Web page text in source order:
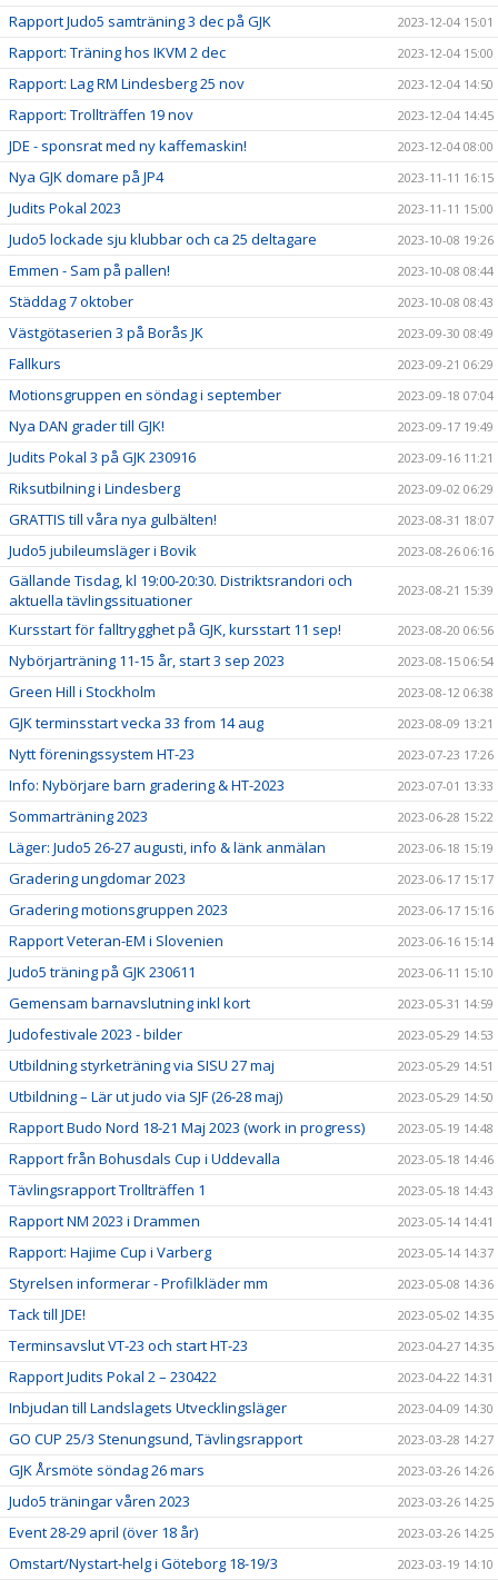
Rapport Judo5 samträning 3 dec på GJK 2023-12-04 15:01
Rapport: Träning hos IKVM 2 dec 2023-12-04 15:00
Rapport: Lag RM Lindesberg 25 nov 2023-12-04 14:50
Rapport: Trollträffen 19 nov 2023-12-04 14:45
JDE - sponsrat med ny kaffemaskin! 2023-12-04 08:00
Nya GJK domare på JP4 2023-11-11 16:15
Judits Pokal 2023 2023-11-11 15:00
Judo5 lockade sju klubbar och ca 25 deltagare 2023-10-08 19:26
Emmen - Sam på pallen! 2023-10-08 08:44
Städdag 7 oktober 2023-10-08 08:43
Västgötaserien 3 på Borås JK 2023-09-30 08:49
Fallkurs 2023-09-21 06:29
Motionsgruppen en söndag i september 2023-09-18 07:04
Nya DAN grader till GJK! 2023-09-17 19:49
Judits Pokal 3 på GJK 230916 2023-09-16 11:21
Riksutbilning i Lindesberg 2023-09-02 06:29
GRATTIS till våra nya gulbälten! 2023-08-31 18:07
Judo5 jubileumsläger i Bovik 2023-08-26 06:16
Gällande Tisdag, kl 19:00-20:30. Distriktsrandori och
aktuella tävlingssituationer
2023-08-21 15:39
Kursstart för falltrygghet på GJK, kursstart 11 sep! 2023-08-20 06:56
Nybörjarträning 11-15 år, start 3 sep 2023 2023-08-15 06:54
Green Hill i Stockholm 2023-08-12 06:38
GJK terminsstart vecka 33 from 14 aug 2023-08-09 13:21
Nytt föreningssystem HT-23 2023-07-23 17:26
Info: Nybörjare barn gradering & HT-2023 2023-07-01 13:33
Sommarträning 2023 2023-06-28 15:22
Läger: Judo5 26-27 augusti, info & länk anmälan 2023-06-18 15:19
Gradering ungdomar 2023 2023-06-17 15:17
Gradering motionsgruppen 2023 2023-06-17 15:16
Rapport Veteran-EM i Slovenien 2023-06-16 15:14
Judo5 träning på GJK 230611 2023-06-11 15:10
Gemensam barnavslutning inkl kort 2023-05-31 14:59
Judofestivale 2023 - bilder 2023-05-29 14:53
Utbildning styrketräning via SISU 27 maj 2023-05-29 14:51
Utbildning – Lär ut judo via SJF (26-28 maj) 2023-05-29 14:50
Rapport Budo Nord 18-21 Maj 2023 (work in progress) 2023-05-19 14:48
Rapport från Bohusdals Cup i Uddevalla 2023-05-18 14:46
Tävlingsrapport Trollträffen 1 2023-05-18 14:43
Rapport NM 2023 i Drammen 2023-05-14 14:41
Rapport: Hajime Cup i Varberg 2023-05-14 14:37
Styrelsen informerar - Profilkläder mm 2023-05-08 14:36
Tack till JDE! 2023-05-02 14:35
Terminsavslut VT-23 och start HT-23 2023-04-27 14:35
Rapport Judits Pokal 2 – 230422 2023-04-22 14:31
Inbjudan till Landslagets Utvecklingsläger 2023-04-09 14:30
GO CUP 25/3 Stenungsund, Tävlingsrapport 2023-03-28 14:27
GJK Årsmöte söndag 26 mars 2023-03-26 14:26
Judo5 träningar våren 2023 2023-03-26 14:25
Event 28-29 april (över 18 år) 2023-03-26 14:25
Omstart/Nystart-helg i Göteborg 18-19/3 2023-03-19 14:10